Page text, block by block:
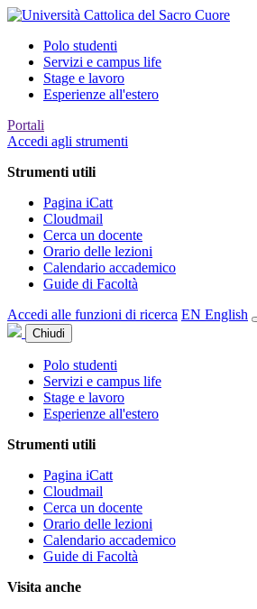
Polo studenti
Servizi e campus life
Stage e lavoro
Esperienze all'estero
Portali
Accedi agli strumenti
Strumenti utili
Pagina iCatt
Cloudmail
Cerca un docente
Orario delle lezioni
Calendario accademico
Guide di Facoltà
Accedi alle funzioni di ricerca EN English
Chiudi
Polo studenti
Servizi e campus life
Stage e lavoro
Esperienze all'estero
Strumenti utili
Pagina iCatt
Cloudmail
Cerca un docente
Orario delle lezioni
Calendario accademico
Guide di Facoltà
Visita anche